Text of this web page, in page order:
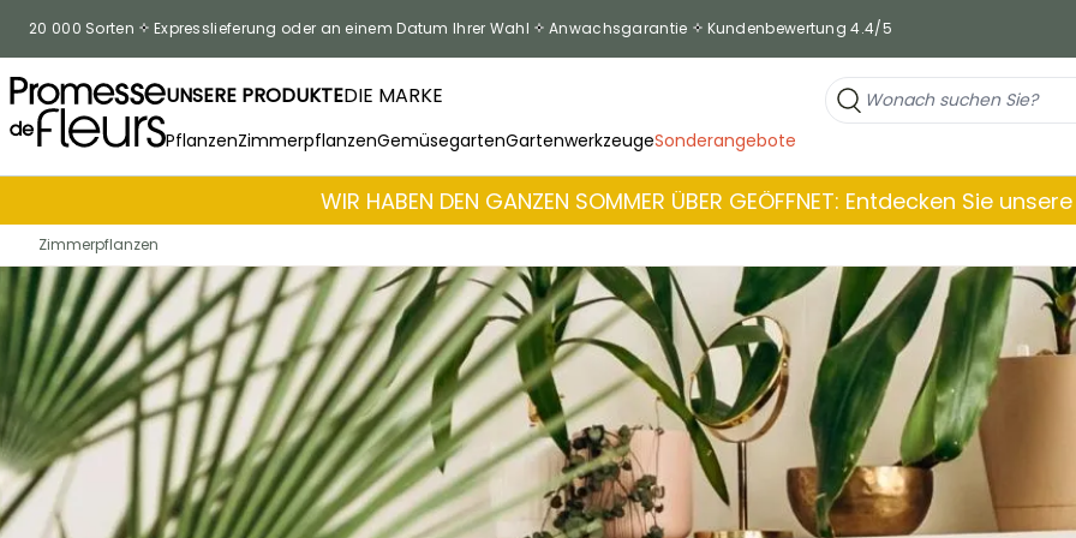
20 000 Sorten Expresslieferung oder an einem Datum Ihrer Wahl Anwachsgarantie Kundenbewertung 4.4/5
UNSERE PRODUKTEDIE MARKE
PflanzenZimmerpflanzenGemüsegartenGartenwerkzeugeSonderangebote
WIR HABEN DEN GANZEN SOMMER ÜBER GEÖFFNET: Entdecken Sie
Zimmerpflanzen